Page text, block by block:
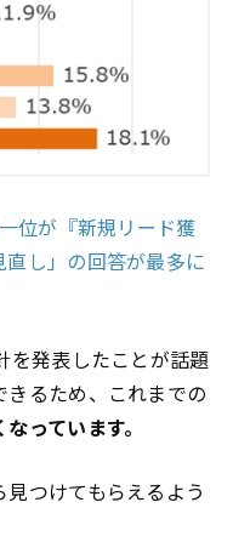
位が『新規リード獲
し」の回答が最多に
を発表したことが話題
るため、これまでの
っています。
つけてもらえるよう